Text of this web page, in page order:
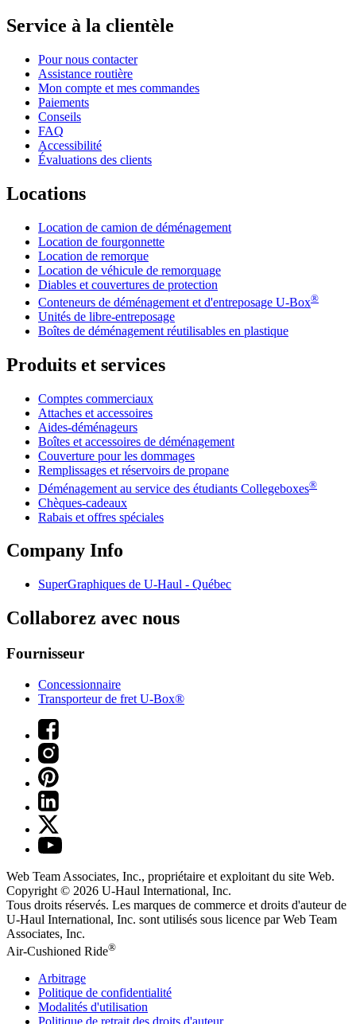
Service à la clientèle
Pour nous contacter
Assistance routière
Mon compte et mes commandes
Paiements
Conseils
FAQ
Accessibilité
Évaluations des clients
Locations
Location de camion de déménagement
Location de fourgonnette
Location de remorque
Location de véhicule de remorquage
Diables et couvertures de protection
Conteneurs de déménagement et d'entreposage U-Box®
Unités de libre-entreposage
Boîtes de déménagement réutilisables en plastique
Produits et services
Comptes commerciaux
Attaches et accessoires
Aides-déménageurs
Boîtes et accessoires de déménagement
Couverture pour les dommages
Remplissages et réservoirs de propane
Déménagement au service des étudiants Collegeboxes®
Chèques-cadeaux
Rabais et offres spéciales
Company Info
SuperGraphiques de U-Haul - Québec
Collaborez avec nous
Fournisseur
Concessionnaire
Transporteur de fret U-Box®
Web Team Associates, Inc., propriétaire et exploitant du site Web.
Copyright © 2026 U-Haul International, Inc.
Tous droits réservés. Les marques de commerce et droits d'auteur de
U-Haul International, Inc. sont utilisés sous licence par Web Team
Associates, Inc.
Air-Cushioned Ride®
Arbitrage
Politique de confidentialité
Modalités d'utilisation